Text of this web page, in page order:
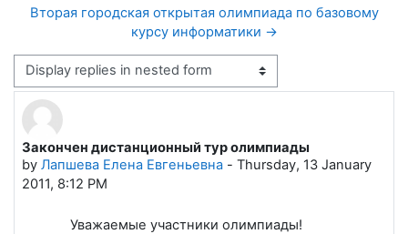
Вторая городская открытая олимпиада по базовому
курсу информатики →
Display mode
Закончен дистанционный тур олимпиады
by Лапшева Елена Евгеньевна - Thursday, 13 January
2011, 8:12 PM
Number of replies: 0
Уважаемые участники олимпиады!